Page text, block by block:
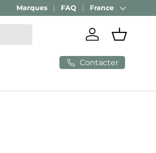
Marques FAQ Pays
France
Se connecter
Panier
Contacter